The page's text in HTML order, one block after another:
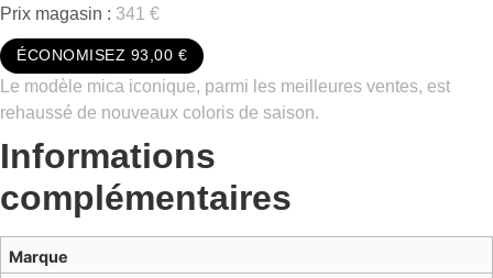
Prix magasin : 341 €
ÉCONOMISEZ 93,00 €
Le modèle mica iconique, parmi les meilleures ventes, est
rehaussé de nouveaux coloris de saison.
Informations
complémentaires
Marque